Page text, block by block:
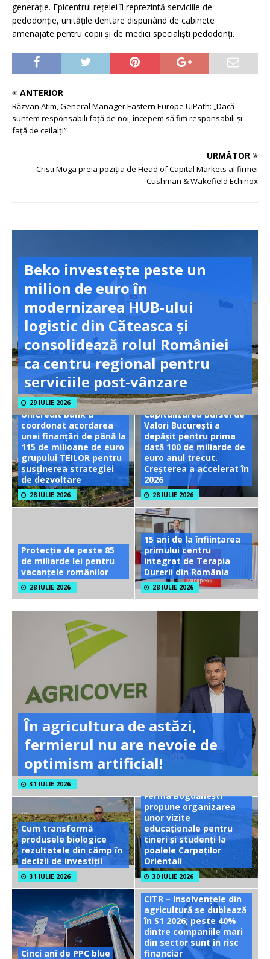
generație. Epicentrul rețelei îl reprezintă serviciile de
pedodonție, unitățile dentare dispunând de cabinete
amenajate pentru copii și de medici specialiști pedodonți.
ANTERIOR
Răzvan Atim, General Manager Eastern Europe UiPath: „Dacă
suntem responsabili față de noi, începem să fim responsabili și
față de ceilalți”
URMĂTOR
Cristi Moga preia poziția de Head of Capital Markets al firmei
Cushman & Wakefield Echinox
Beko investește peste un
milion de euro în
modernizarea HUB-ului
logistic din Căteasca și
consolidează rolul României
ca centru regional pentru
serviciile post-vânzare
29 IULIE 2026
UniCredit Bank a
coordonat acordarea
unei finanțări de până la
115 de milioane de euro
grupului TEILOR pentru
susținerea strategiei
de dezvoltare
28 IULIE 2026
Capitalizarea Bursei de
Valori București a
depășit pentru prima
dată 100 de miliarde de
euro anul trecut.
Creșterea a accelerat în
2026
28 IULIE 2026
Protecție de peste 85
de miliarde lei pentru
vacanțele românilor
28 IULIE 2026
15 ani de la înființarea
primului centru
integrat de Terapia
Durerii din România
28 IULIE 2026
În agricultura de astăzi,
fermierul nu are nevoie de
optimism artificial!
31 IULIE 2026
Cum transformă
produsele biologice
rezultatele din câmp în
decizii de investiții
31 IULIE 2026
Ferma Bogdănești
propune organizarea
unor vizite
educaționale pentru
tineri și studenți la
poalele Carpaților
Orientali
30 IULIE 2026
Cinci ani de PPC blue
CITR – Insolvențele din
agricultură se dublează
în S1 2026; peste 40%
dintre companiile mari
din sector sunt în risc
financiar